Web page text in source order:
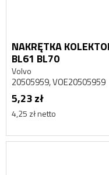
NAKRĘTKA
BL61 BL70
Volvo
20505959, VOE20505959
5,23 zł
4,25 zł netto